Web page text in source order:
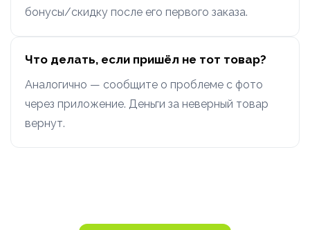
бонусы/скидку после его первого заказа.
Что делать, если пришёл не тот товар?
Аналогично — сообщите о проблеме с фото
через приложение. Деньги за неверный товар
вернут.